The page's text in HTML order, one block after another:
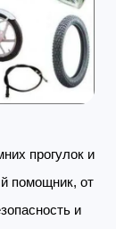
прогулок и
помощник, от
и